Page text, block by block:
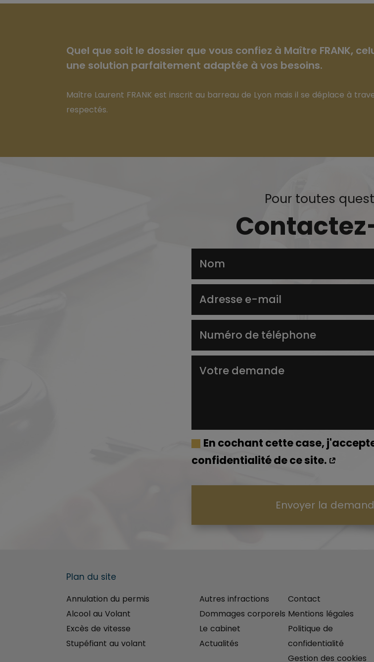
Quel que soit le dossier que vous confiez à Maître FRANK,
une solution parfaitement adaptée à vos besoins.
Maître Laurent FRANK est inscrit au barreau de Lyon mais il se déplace à
respectés.
Pour toutes
En cochant cette case,
confidentialité de ce site.
Envoyer la
Plan du site
Annulation du permis
Alcool au Volant
Excès de vitesse
Stupéfiant au volant
Autres infractions
Dommages corporels
Le cabinet
Actualités
Contact
Mentions légales
Politique de
confidentialité
Gestion des cookies